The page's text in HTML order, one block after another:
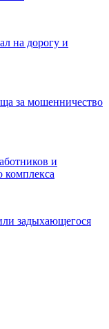
на дорогу и
за мошенничество
и
комплекса
задыхающегося